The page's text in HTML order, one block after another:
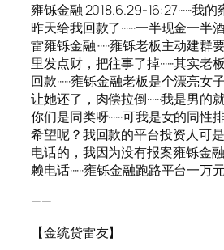
雍铄金融 2018.6.29-16:27······我
昨天给我回款了······一半现金一半酒
雷雍铄金融······雍铄老板主动建群要
里发点财，把往事了掉······其实
回款······雍铄金融老板是个漂亮女子
让她还了，肉偿拉倒······我是男的就
你们是同类呀······可我是女的同性排
希望呢？我回款的平台投资人可
电话的，我因为没有报案雍铄金
赖电话······雍铄金融跑路平台一万
——
【金统贷雷友】